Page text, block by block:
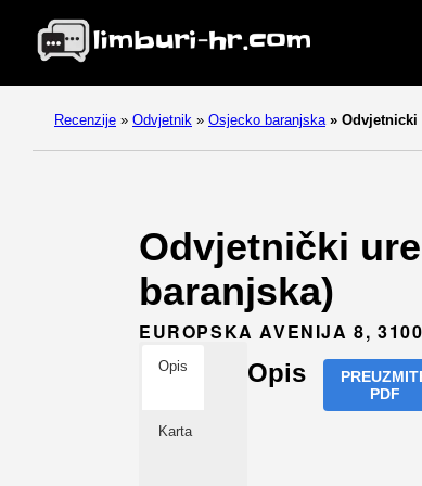
Recenzije » Odvjetnik » Osjecko baranjska »
Odvjetnički
baranjska)
EUROPSKA AVENIJA 8,
Opis
Karta
Opis
PDF